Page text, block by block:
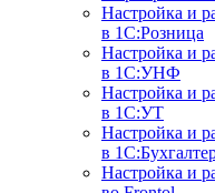
Настройка и
в 1С:Розница
Настройка и
в 1С:УНФ
Настройка и
в 1С:УТ
Настройка и
в
Настройка и